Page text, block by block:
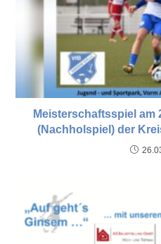
Meisterschaftsspiel am
(Nachholspiel) der